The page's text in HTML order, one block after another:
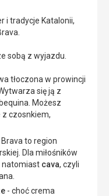
i tradycje Katalonii,
sobą z wyjazdu.
tłoczona w prowincji
się ją z
Możesz
czosnkiem,
to region
Dla miłośników
natomiast cava, czyli
- choć crema